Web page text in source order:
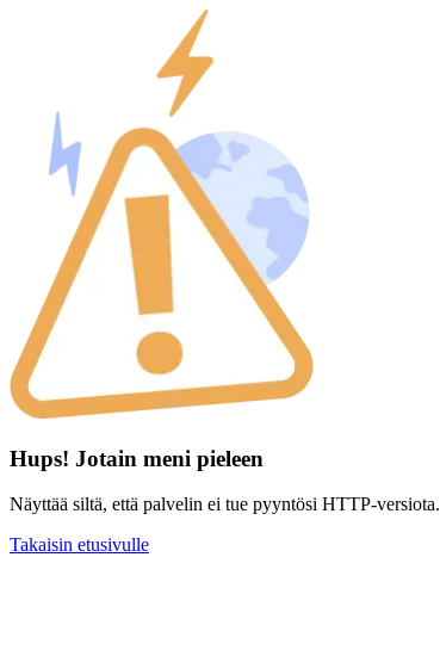
Hups! Jotain meni pieleen
Näyttää siltä, että palvelin ei tue pyyntösi HTTP-versiota.
Takaisin etusivulle